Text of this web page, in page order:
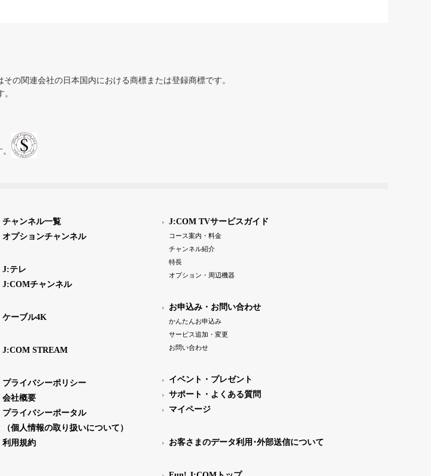
の関連会社の日本国内における商標または登録商標です。
チャンネル一覧
オプションチャンネル
J:テレ
J:COMチャンネル
ケーブル4K
J:COM STREAM
プライバシーポリシー
会社概要
プライバシーポータル
（個人情報の取り扱いについて）
利用規約
J:COM TVサービスガイド
コース案内・料金
チャンネル紹介
特長
オプション・周辺機器
お申込み・お問い合わせ
かんたんお申込み
サービス追加・変更
お問い合わせ
イベント・プレゼント
サポート・よくある質問
マイページ
お客さまのデータ利用･外部送信について